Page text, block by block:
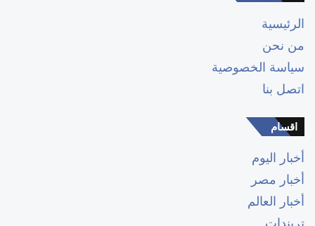
الرئيسية
من نحن
سياسة الخصوصية
اتصل بنا
اقسام
أخبار اليوم
أخبار مصر
أخبار العالم
تريندات